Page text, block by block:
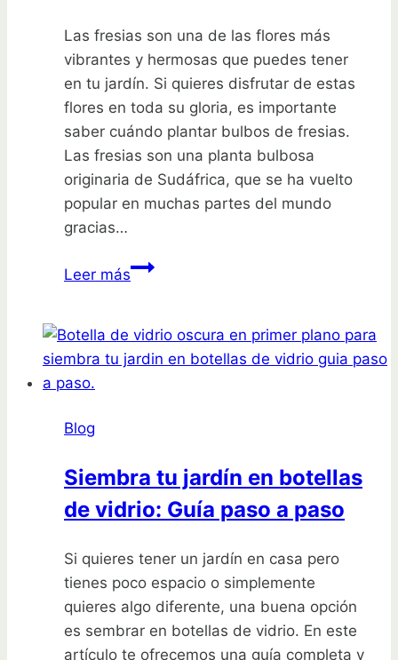
Las fresias son una de las flores más
vibrantes y hermosas que puedes tener
en tu jardín. Si quieres disfrutar de estas
flores en toda su gloria, es importante
saber cuándo plantar bulbos de fresias.
Las fresias son una planta bulbosa
originaria de Sudáfrica, que se ha vuelto
popular en muchas partes del mundo
gracias…
Leer más¿Quieres
Descubre
cuándo
Blog
Siembra tu jardín en botellas
de vidrio: Guía paso a paso
Si quieres tener un jardín en casa pero
tienes poco espacio o simplemente
quieres algo diferente, una buena opción
es sembrar en botellas de vidrio. En este
artículo te ofrecemos una guía completa y